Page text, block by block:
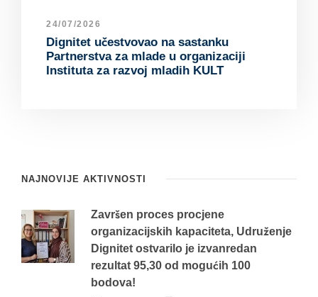
24/07/2026
Dignitet učestvovao na sastanku
Partnerstva za mlade u organizaciji
Instituta za razvoj mladih KULT
NAJNOVIJE AKTIVNOSTI
Završen proces procjene
organizacijskih kapaciteta, Udruženje
Dignitet ostvarilo je izvanredan
rezultat 95,30 od mogućih 100
bodova!